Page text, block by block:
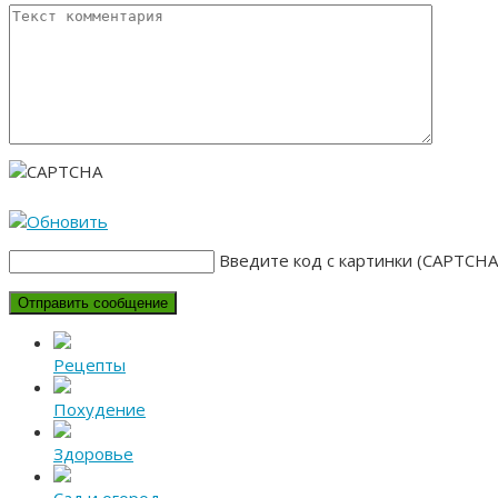
Введите код с картинки
Рецепты
Похудение
Здоровье